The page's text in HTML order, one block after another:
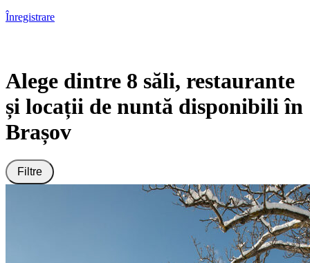
Înregistrare
Alege dintre 8 săli, restaurante
și locații de nuntă disponibili în
Brașov
Filtre